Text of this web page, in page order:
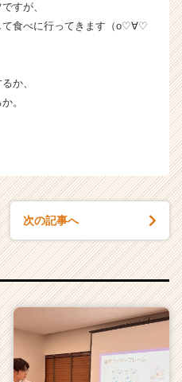
すが、
て食べに行ってきます（о♡∀♡
か、
。
次の記事へ